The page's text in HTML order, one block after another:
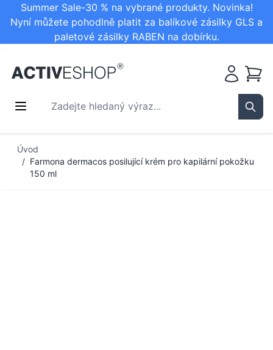
Summer Sale-30 % na vybrané produkty. Novinka!
Nyní můžete pohodlně platit za balíkové zásilky GLS a
paletové zásilky RABEN na dobírku.
Zadejte hledaný výraz...
Košík
Úvod
/ Farmona dermacos posilující krém pro kapilární pokožku
150 ml